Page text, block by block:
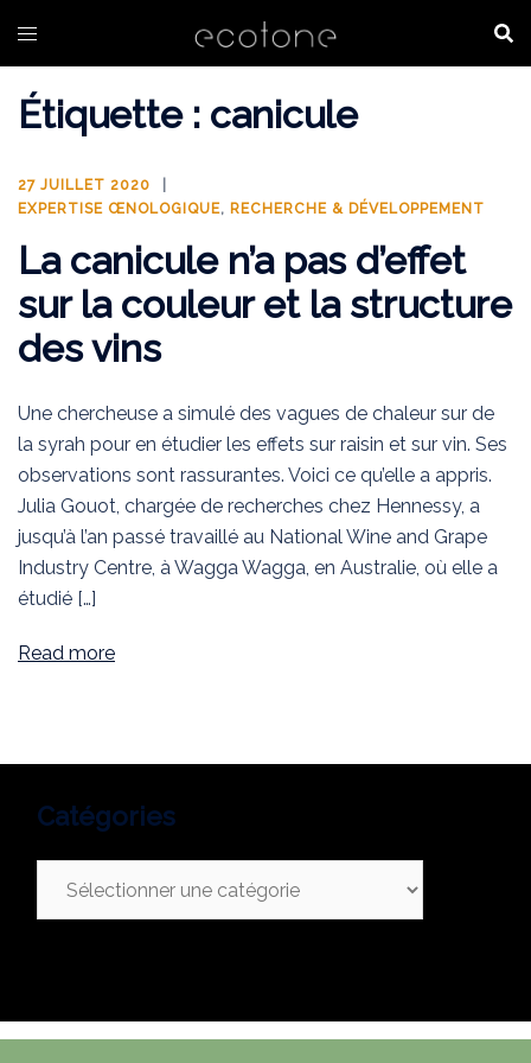
au
Étiquette : canicule
27 JUILLET 2020
EXPERTISE ŒNOLOGIQUE, RECHERCHE & DÉVELOPPEMENT
La canicule n’a pas d’effet
sur la couleur et la structure
des vins
Une chercheuse a simulé des vagues de chaleur sur de
la syrah pour en étudier les effets sur raisin et sur vin. Ses
observations sont rassurantes. Voici ce qu’elle a appris.
Julia Gouot, chargée de recherches chez Hennessy, a
jusqu’à l’an passé travaillé au National Wine and Grape
Industry Centre, à Wagga Wagga, en Australie, où elle a
étudié […]
Read more
Catégories